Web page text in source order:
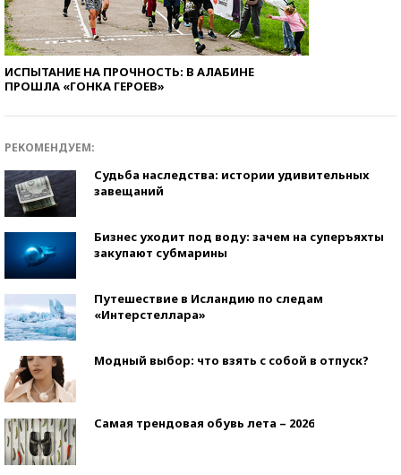
ИСПЫТАНИЕ НА ПРОЧНОСТЬ: В АЛАБИНЕ
ПРОШЛА «ГОНКА ГЕРОЕВ»
РЕКОМЕНДУЕМ:
Судьба наследства: истории удивительных
завещаний
Бизнес уходит под воду: зачем на суперъяхты
закупают субмарины
Путешествие в Исландию по следам
«Интерстеллара»
Модный выбор: что взять с собой в отпуск?
Самая трендовая обувь лета – 2026